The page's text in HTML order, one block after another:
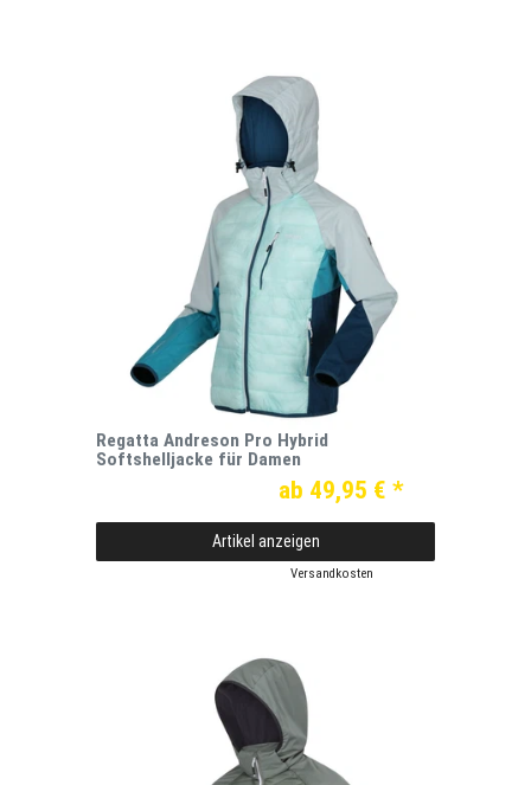
Regatta Andreson Pro Hybrid
Softshelljacke für Damen
ab 49,95 € *
Artikel anzeigen
Versandkosten